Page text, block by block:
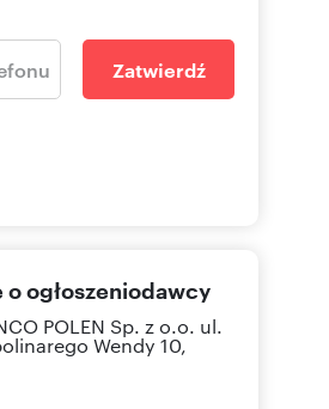
Zatwierdź
ogłoszeniodawcy
POLEN Sp. z o.o. ul.
Wendy 10,